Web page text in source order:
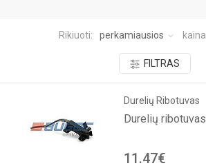
Rikiuoti: perkamiausios kaina
FILTRAS
Durelių Ribotuvas
Durelių ribotuvas
11.47€